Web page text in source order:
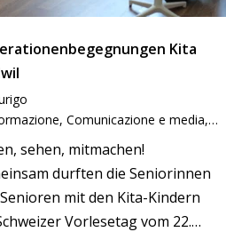
Kita
Formazione, Comunicazione e media, Partecipazione, integrazione e inclusione
sehen, mitmachen!
durften die Seniorinnen
mit den Kita-Kindern
Vorlesetag vom 22.